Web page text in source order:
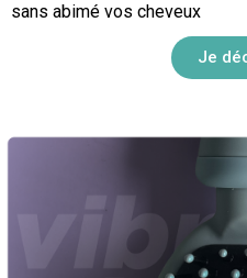
sans abimé vos cheveux
Je